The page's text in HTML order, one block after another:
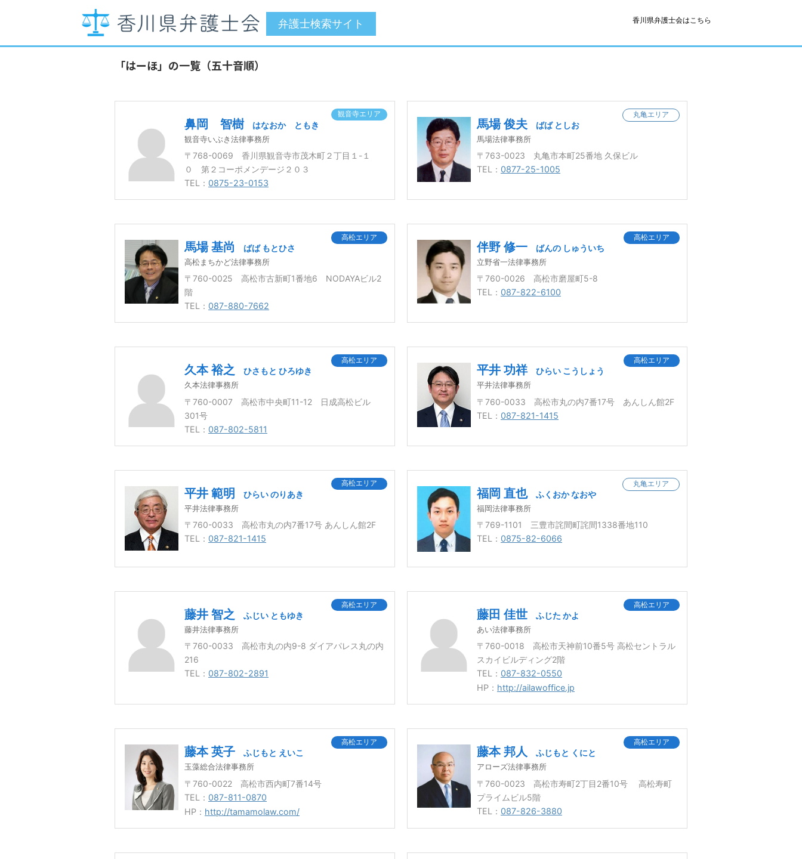
弁護士検索サイト 香川県弁護士会はこちら
「はーほ」の一覧（五十音順）
観音寺エリア
鼻岡 智樹 はなおか ともき
観音寺いぶき法律事務所
〒768-0069 香川県観音寺市茂木町２丁目１-１
０ 第２コーポメンデージ２０３
TEL： 0875-23-0153
丸亀エリア
馬場 俊夫 ばば としお
馬場法律事務所
〒763-0023 丸亀市本町25番地 久保ビル
TEL： 0877-25-1005
高松エリア
馬場 基尚 ばば もとひさ
高松まちかど法律事務所
〒760-0025 高松市古新町1番地6 NODAYAビル2
階
TEL： 087-880-7662
高松エリア
伴野 修一 ばんの しゅういち
立野省一法律事務所
〒760-0026 高松市磨屋町5-8
TEL： 087-822-6100
高松エリア
久本 裕之 ひさもと ひろゆき
久本法律事務所
〒760-0007 高松市中央町11-12 日成高松ビル
301号
TEL： 087-802-5811
高松エリア
平井 功祥 ひらい こうしょう
平井法律事務所
〒760-0033 高松市丸の内7番17号 あんしん館2F
TEL： 087-821-1415
高松エリア
平井 範明 ひらい のりあき
平井法律事務所
〒760-0033 高松市丸の内7番17号 あんしん館2F
TEL： 087-821-1415
丸亀エリア
福岡 直也 ふくおか なおや
福岡法律事務所
〒769-1101 三豊市詫間町詫間1338番地110
TEL： 0875-82-6066
高松エリア
藤井 智之 ふじい ともゆき
藤井法律事務所
〒760-0033 高松市丸の内9-8 ダイアパレス丸の内
216
TEL： 087-802-2891
高松エリア
藤田 佳世 ふじた かよ
あい法律事務所
〒760-0018 高松市天神前10番5号 高松セントラル
スカイビルディング2階
TEL： 087-832-0550
HP： http://ailawoffice.jp
高松エリア
藤本 英子 ふじもと えいこ
玉藻総合法律事務所
〒760-0022 高松市西内町7番14号
TEL： 087-811-0870
HP： http://tamamolaw.com/
高松エリア
藤本 邦人 ふじもと くにと
アローズ法律事務所
〒760-0023 高松市寿町2丁目2番10号 高松寿町
プライムビル5階
TEL： 087-826-3880